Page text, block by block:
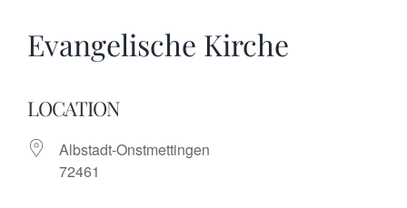
Evangelische Kirche
LOCATION
Albstadt-Onstmettingen
72461